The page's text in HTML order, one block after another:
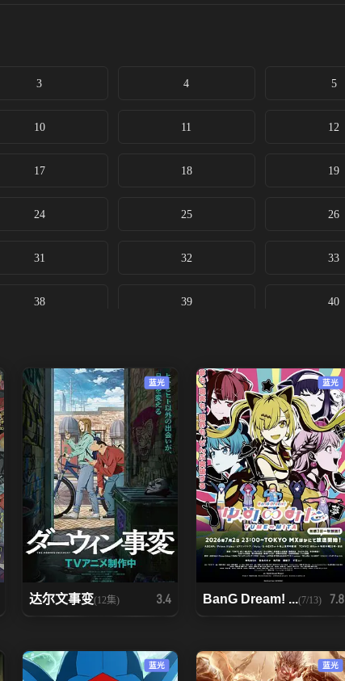
3 4 5
10 11 12
17 18 19
24 25 26
31 32 33
38 39 40
蓝光
达尔文事变(12集) 3.4
蓝光
BanG Dream! ...(7/13) 7.8
蓝光 蓝光